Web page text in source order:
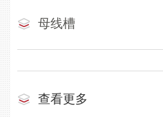
母线槽
查看更多